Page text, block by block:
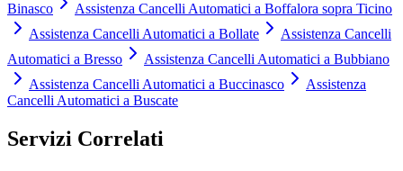
Binasco
Assistenza Cancelli Automatici a Boffalora sopra Ticino
Assistenza Cancelli Automatici a Bollate
Assistenza Cancelli
Automatici a Bresso
Assistenza Cancelli Automatici a Bubbiano
Assistenza Cancelli Automatici a Buccinasco
Assistenza
Cancelli Automatici a Buscate
Servizi Correlati